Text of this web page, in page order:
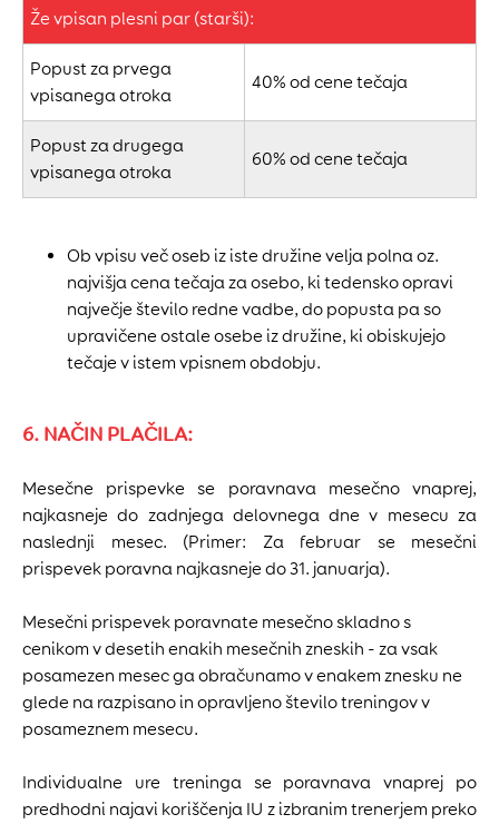
Že vpisan plesni par (starši):
Popust za prvega
vpisanega otroka
40% od cene tečaja
Popust za drugega
vpisanega otroka
60% od cene tečaja
Ob vpisu več oseb iz iste družine velja polna oz.
najvišja cena tečaja za osebo, ki tedensko opravi
največje število redne vadbe, do popusta pa so
upravičene ostale osebe iz družine, ki obiskujejo
tečaje v istem vpisnem obdobju.
6. NAČIN PLAČILA:
Mesečne prispevke se poravnava mesečno vnaprej,
najkasneje do zadnjega delovnega dne v mesecu za
naslednji mesec. (Primer: Za februar se mesečni
prispevek poravna najkasneje do 31. januarja).
Mesečni prispevek poravnate mesečno skladno s
cenikom v desetih enakih mesečnih zneskih - za vsak
posamezen mesec ga obračunamo v enakem znesku ne
glede na razpisano in opravljeno število treningov v
posameznem mesecu.
Individualne ure treninga se poravnava vnaprej po
predhodni najavi koriščenja IU z izbranim trenerjem preko